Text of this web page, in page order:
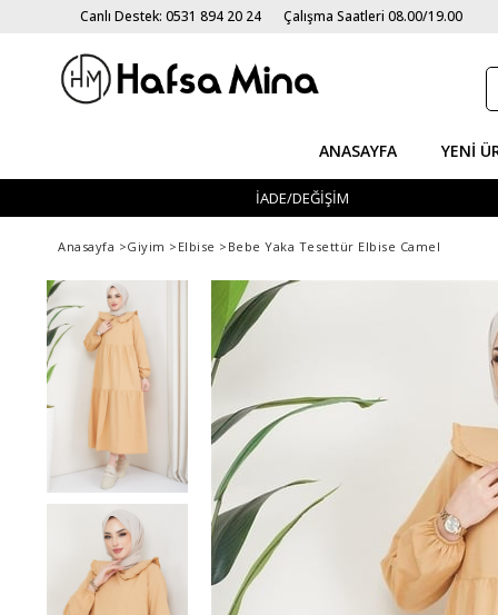
Canlı Destek: 0531 894 20 24 Çalışma Saatleri 08.00/19.00
ANASAYFA YENI
İADE/DEĞİŞİM
Anasayfa >Giyim > Elbise > Bebe Yaka Tesettür Elbise Camel